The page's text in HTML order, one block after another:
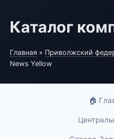
Каталог
Главная » Приволжский
News Yellow
🏠